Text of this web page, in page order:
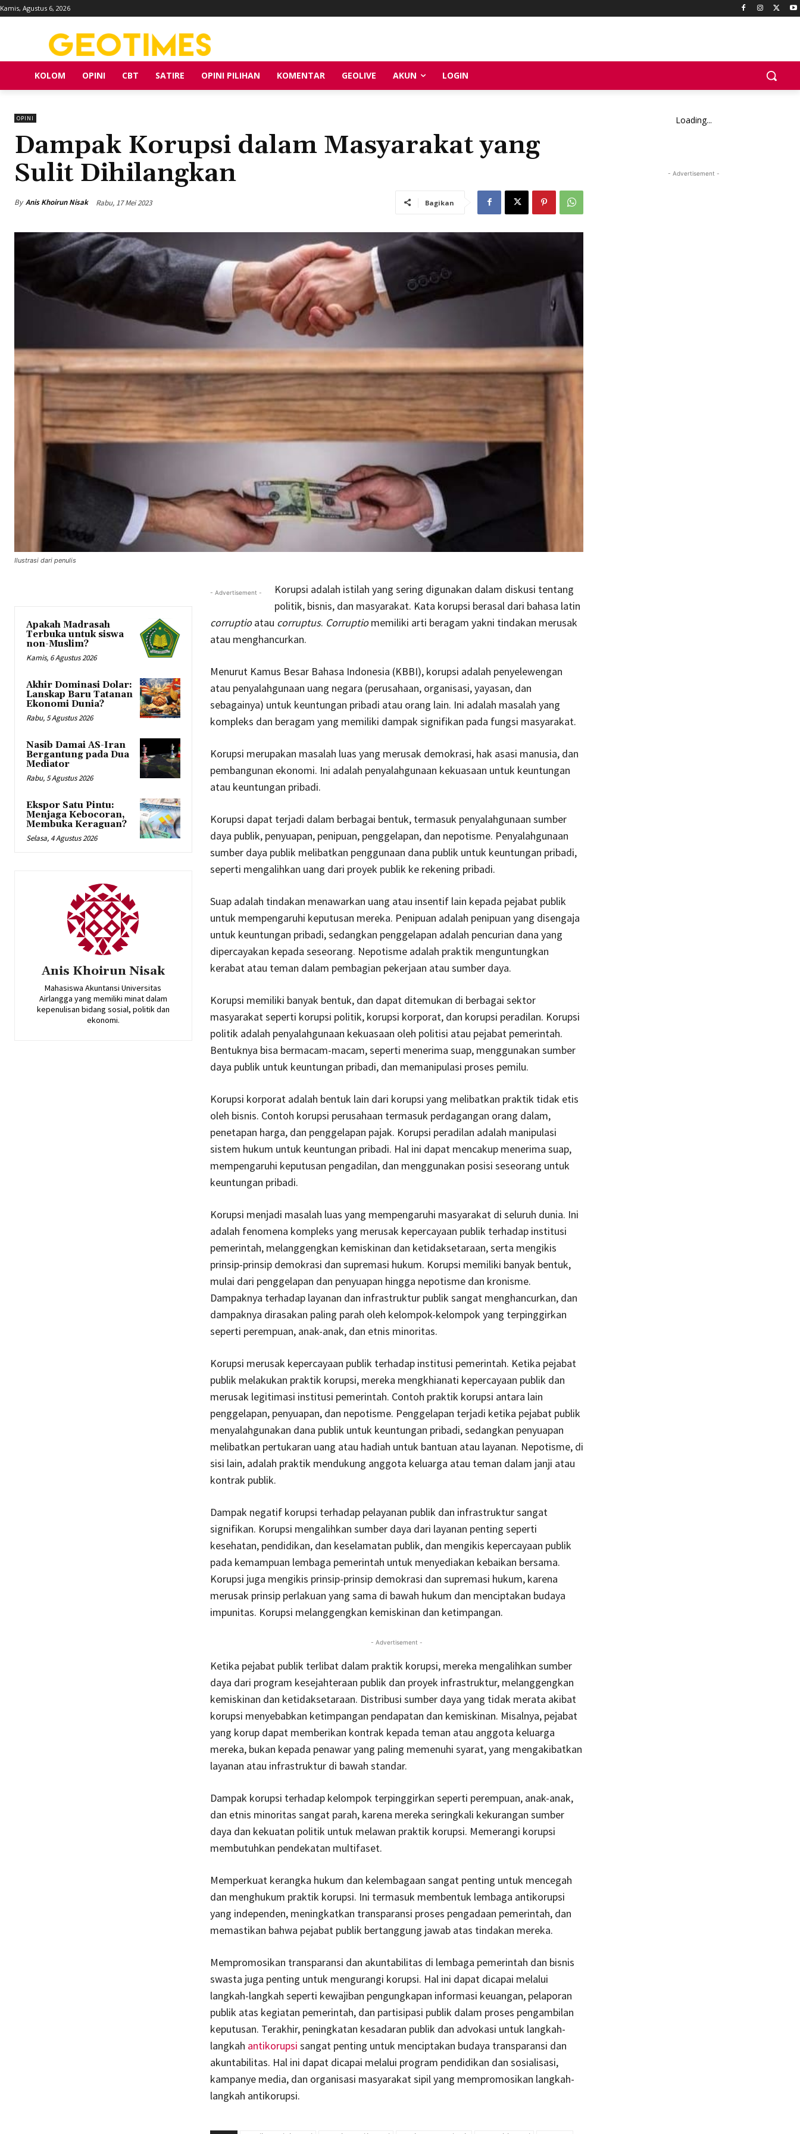
Kamis, Agustus 6, 2026
KOLOM OPINI CBT SATIRE OPINI PILIHAN KOMENTAR GEOLIVE AKUN LOGIN
OPINI
Dampak Korupsi dalam Masyarakat yang
Sulit Dihilangkan
By Anis Khoirun Nisak Rabu, 17 Mei 2023 Bagikan
Ilustrasi dari penulis
Apakah Madrasah
Terbuka untuk siswa
non-Muslim?
Kamis, 6 Agustus 2026
Akhir Dominasi Dolar:
Lanskap Baru Tatanan
Ekonomi Dunia?
Rabu, 5 Agustus 2026
Nasib Damai AS-Iran
Bergantung pada Dua
Mediator
Rabu, 5 Agustus 2026
Ekspor Satu Pintu:
Menjaga Kebocoran,
Membuka Keraguan?
Selasa, 4 Agustus 2026
Anis Khoirun Nisak
Mahasiswa Akuntansi Universitas
Airlangga yang memiliki minat dalam
kepenulisan bidang sosial, politik dan
ekonomi.
- Advertisement -
Korupsi adalah istilah yang sering digunakan dalam diskusi tentang
politik, bisnis, dan masyarakat. Kata korupsi berasal dari bahasa latin
corruptioatau corruptus. Corruptiomemiliki arti beragam yakni tindakan merusak
atau menghancurkan.
Menurut Kamus Besar Bahasa Indonesia (KBBI), korupsi adalah penyelewengan
atau penyalahgunaan uang negara (perusahaan, organisasi, yayasan, dan
sebagainya) untuk keuntungan pribadi atau orang lain. Ini adalah masalah yang
kompleks dan beragam yang memiliki dampak signifikan pada fungsi masyarakat.
Korupsi merupakan masalah luas yang merusak demokrasi, hak asasi manusia, dan
pembangunan ekonomi. Ini adalah penyalahgunaan kekuasaan untuk keuntungan
atau keuntungan pribadi.
Korupsi dapat terjadi dalam berbagai bentuk, termasuk penyalahgunaan sumber
daya publik, penyuapan, penipuan, penggelapan, dan nepotisme. Penyalahgunaan
sumber daya publik melibatkan penggunaan dana publik untuk keuntungan pribadi,
seperti mengalihkan uang dari proyek publik ke rekening pribadi.
Suap adalah tindakan menawarkan uang atau insentif lain kepada pejabat publik
untuk mempengaruhi keputusan mereka. Penipuan adalah penipuan yang disengaja
untuk keuntungan pribadi, sedangkan penggelapan adalah pencurian dana yang
dipercayakan kepada seseorang. Nepotisme adalah praktik menguntungkan
kerabat atau teman dalam pembagian pekerjaan atau sumber daya.
Korupsi memiliki banyak bentuk, dan dapat ditemukan di berbagai sektor
masyarakat seperti korupsi politik, korupsi korporat, dan korupsi peradilan. Korupsi
politik adalah penyalahgunaan kekuasaan oleh politisi atau pejabat pemerintah.
Bentuknya bisa bermacam-macam, seperti menerima suap, menggunakan sumber
daya publik untuk keuntungan pribadi, dan memanipulasi proses pemilu.
Korupsi korporat adalah bentuk lain dari korupsi yang melibatkan praktik tidak etis
oleh bisnis. Contoh korupsi perusahaan termasuk perdagangan orang dalam,
penetapan harga, dan penggelapan pajak. Korupsi peradilan adalah manipulasi
sistem hukum untuk keuntungan pribadi. Hal ini dapat mencakup menerima suap,
mempengaruhi keputusan pengadilan, dan menggunakan posisi seseorang untuk
keuntungan pribadi.
Korupsi menjadi masalah luas yang mempengaruhi masyarakat di seluruh dunia. Ini
adalah fenomena kompleks yang merusak kepercayaan publik terhadap institusi
pemerintah, melanggengkan kemiskinan dan ketidaksetaraan, serta mengikis
prinsip-prinsip demokrasi dan supremasi hukum. Korupsi memiliki banyak bentuk,
mulai dari penggelapan dan penyuapan hingga nepotisme dan kronisme.
Dampaknya terhadap layanan dan infrastruktur publik sangat menghancurkan, dan
dampaknya dirasakan paling parah oleh kelompok-kelompok yang terpinggirkan
seperti perempuan, anak-anak, dan etnis minoritas.
Korupsi merusak kepercayaan publik terhadap institusi pemerintah. Ketika pejabat
publik melakukan praktik korupsi, mereka mengkhianati kepercayaan publik dan
merusak legitimasi institusi pemerintah. Contoh praktik korupsi antara lain
penggelapan, penyuapan, dan nepotisme. Penggelapan terjadi ketika pejabat publik
menyalahgunakan dana publik untuk keuntungan pribadi, sedangkan penyuapan
melibatkan pertukaran uang atau hadiah untuk bantuan atau layanan. Nepotisme, di
sisi lain, adalah praktik mendukung anggota keluarga atau teman dalam janji atau
kontrak publik.
Dampak negatif korupsi terhadap pelayanan publik dan infrastruktur sangat
signifikan. Korupsi mengalihkan sumber daya dari layanan penting seperti
kesehatan, pendidikan, dan keselamatan publik, dan mengikis kepercayaan publik
pada kemampuan lembaga pemerintah untuk menyediakan kebaikan bersama.
Korupsi juga mengikis prinsip-prinsip demokrasi dan supremasi hukum, karena
merusak prinsip perlakuan yang sama di bawah hukum dan menciptakan budaya
impunitas. Korupsi melanggengkan kemiskinan dan ketimpangan.
- Advertisement -
Ketika pejabat publik terlibat dalam praktik korupsi, mereka mengalihkan sumber
daya dari program kesejahteraan publik dan proyek infrastruktur, melanggengkan
kemiskinan dan ketidaksetaraan. Distribusi sumber daya yang tidak merata akibat
korupsi menyebabkan ketimpangan pendapatan dan kemiskinan. Misalnya, pejabat
yang korup dapat memberikan kontrak kepada teman atau anggota keluarga
mereka, bukan kepada penawar yang paling memenuhi syarat, yang mengakibatkan
layanan atau infrastruktur di bawah standar.
Dampak korupsi terhadap kelompok terpinggirkan seperti perempuan, anak-anak,
dan etnis minoritas sangat parah, karena mereka seringkali kekurangan sumber
daya dan kekuatan politik untuk melawan praktik korupsi. Memerangi korupsi
membutuhkan pendekatan multifaset.
Memperkuat kerangka hukum dan kelembagaan sangat penting untuk mencegah
dan menghukum praktik korupsi. Ini termasuk membentuk lembaga antikorupsi
yang independen, meningkatkan transparansi proses pengadaan pemerintah, dan
memastikan bahwa pejabat publik bertanggung jawab atas tindakan mereka.
Mempromosikan transparansi dan akuntabilitas di lembaga pemerintah dan bisnis
swasta juga penting untuk mengurangi korupsi. Hal ini dapat dicapai melalui
langkah-langkah seperti kewajiban pengungkapan informasi keuangan, pelaporan
publik atas kegiatan pemerintah, dan partisipasi publik dalam proses pengambilan
keputusan. Terakhir, peningkatan kesadaran publik dan advokasi untuk langkah-
langkah antikorupsi sangat penting untuk menciptakan budaya transparansi dan
akuntabilitas. Hal ini dapat dicapai melalui program pendidikan dan sosialisasi,
kampanye media, dan organisasi masyarakat sipil yang mempromosikan langkah-
langkah antikorupsi.
Loading...
- Advertisement -